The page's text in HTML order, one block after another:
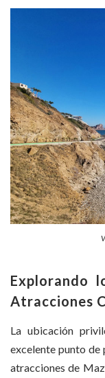
Explorando
Atracciones
La ubicación
excelente punto de
atracciones de